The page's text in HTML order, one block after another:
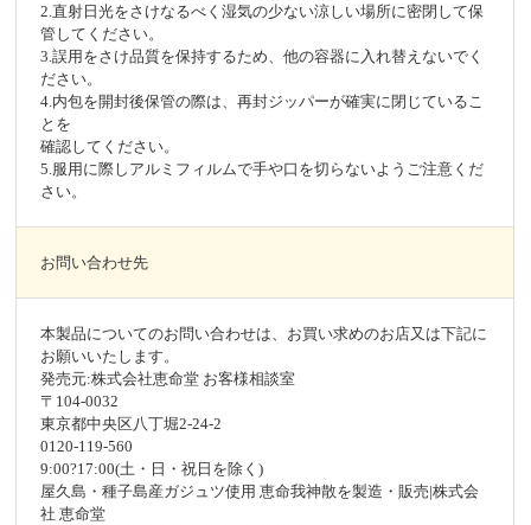
2.直射日光をさけなるべく湿気の少ない涼しい場所に密閉して保
管してください。
3.誤用をさけ品質を保持するため、他の容器に入れ替えないでく
ださい。
4.内包を開封後保管の際は、再封ジッパーが確実に閉じているこ
とを
確認してください。
5.服用に際しアルミフィルムで手や口を切らないようご注意くだ
さい。
お問い合わせ先
本製品についてのお問い合わせは、お買い求めのお店又は下記に
お願いいたします。
発売元:株式会社恵命堂 お客様相談室
〒104-0032
東京都中央区八丁堀2-24-2
0120‐119‐560
9:00?17:00(土・日・祝日を除く)
屋久島・種子島産ガジュツ使用 恵命我神散を製造・販売|株式会
社 恵命堂